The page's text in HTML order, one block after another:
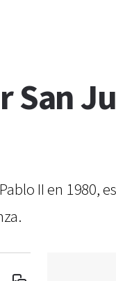
San
II en 1980,